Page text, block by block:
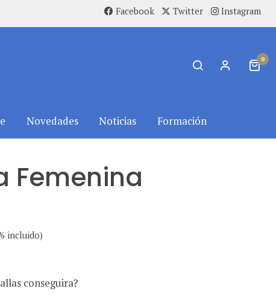
Facebook Twitter Instagram
0
Novedades Noticias Formación
Femenina
incluido)
conseguira?